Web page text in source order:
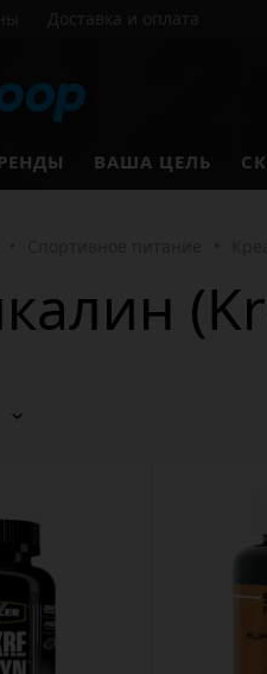
Доставка и оплата
ВАША ЦЕЛЬ